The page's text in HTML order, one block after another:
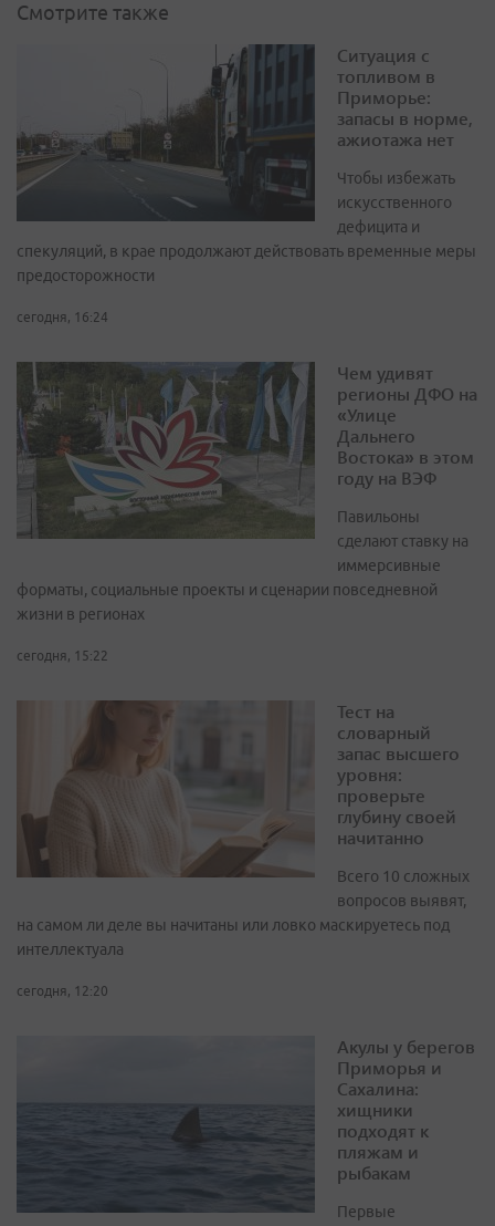
Смотрите также
Ситуация с
топливом в
Приморье:
запасы в норме,
ажиотажа нет
Чтобы избежать
искусственного
дефицита и
спекуляций, в крае продолжают действовать временные меры
предосторожности
сегодня, 16:24
Чем удивят
регионы ДФО на
«Улице
Дальнего
Востока» в этом
году на ВЭФ
Павильоны
сделают ставку на
иммерсивные
форматы, социальные проекты и сценарии повседневной
жизни в регионах
сегодня, 15:22
Тест на
словарный
запас высшего
уровня:
проверьте
глубину своей
начитанно
Всего 10 сложных
вопросов выявят,
на самом ли деле вы начитаны или ловко маскируетесь под
интеллектуала
сегодня, 12:20
Акулы у берегов
Приморья и
Сахалина:
хищники
подходят к
пляжам и
рыбакам
Первые